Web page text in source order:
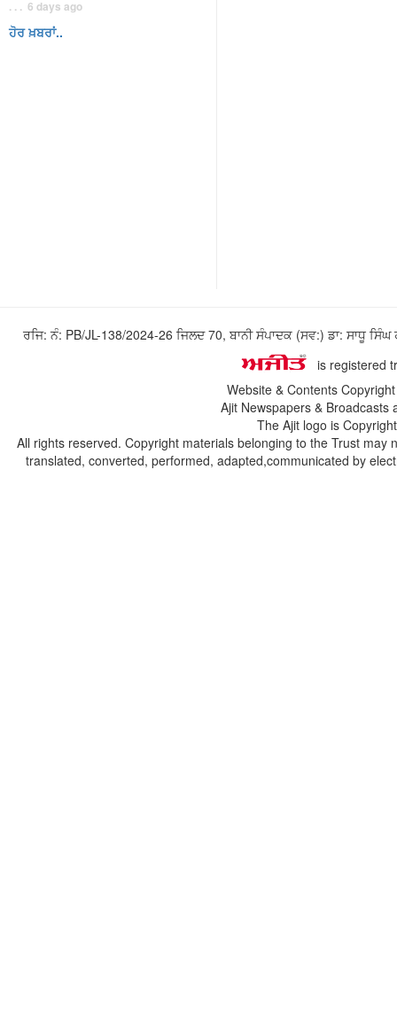
. . . 6 days ago
ਹੋਰ ਖ਼ਬਰਾਂ..
ਰਜਿ: ਨੰ: PB/JL-138/2024-26 ਜਿਲਦ 70, ਬਾਨੀ ਸੰਪਾਦਕ (ਸਵ:) ਡਾ: ਸਾਧੂ
is registered
Website & Contents
Ajit Newspapers &
The Ajit logo is
All rights reserved. Copyright materials belonging to the Trust
translated, converted, performed, adapted,communicated by